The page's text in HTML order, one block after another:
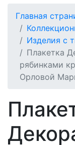
Главная
Изделия с
Плакетка
рябинками
Орловой